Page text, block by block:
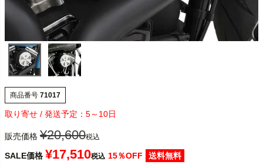
商品番号 71017
5～10日
販売価格 ¥20,600税込
SALE価格 ¥17,510税込 15％OFF
送料無料